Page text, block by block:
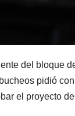
del bloque
pidió
el proyecto